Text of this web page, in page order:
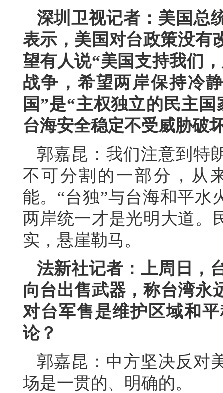
深圳卫视记者：美国总
表示，美国对台政策没有
望有人说“美国支持我们
战争，希望两岸保持冷
国”是“主权独立的民主
台海安全稳定不受威胁破
郭嘉昆：我们注意到特
不可分割的一部分，从
能。“台独”与台海和平水
两岸统一才是光明大道。
实，悬崖勒马。
法新社记者：上周日，
向台出售武器，称台湾永
对台军售是维护区域和
论？
郭嘉昆：中方坚决反对
场是一贯的、明确的。